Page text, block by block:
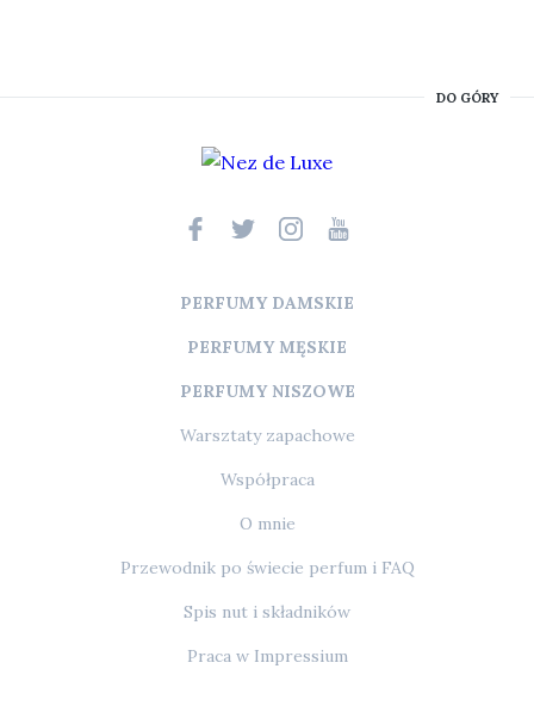
DO GÓRY
PERFUMY DAMSKIE
PERFUMY MĘSKIE
PERFUMY NISZOWE
Warsztaty zapachowe
Współpraca
O mnie
Przewodnik po świecie perfum i FAQ
Spis nut i składników
Praca w Impressium